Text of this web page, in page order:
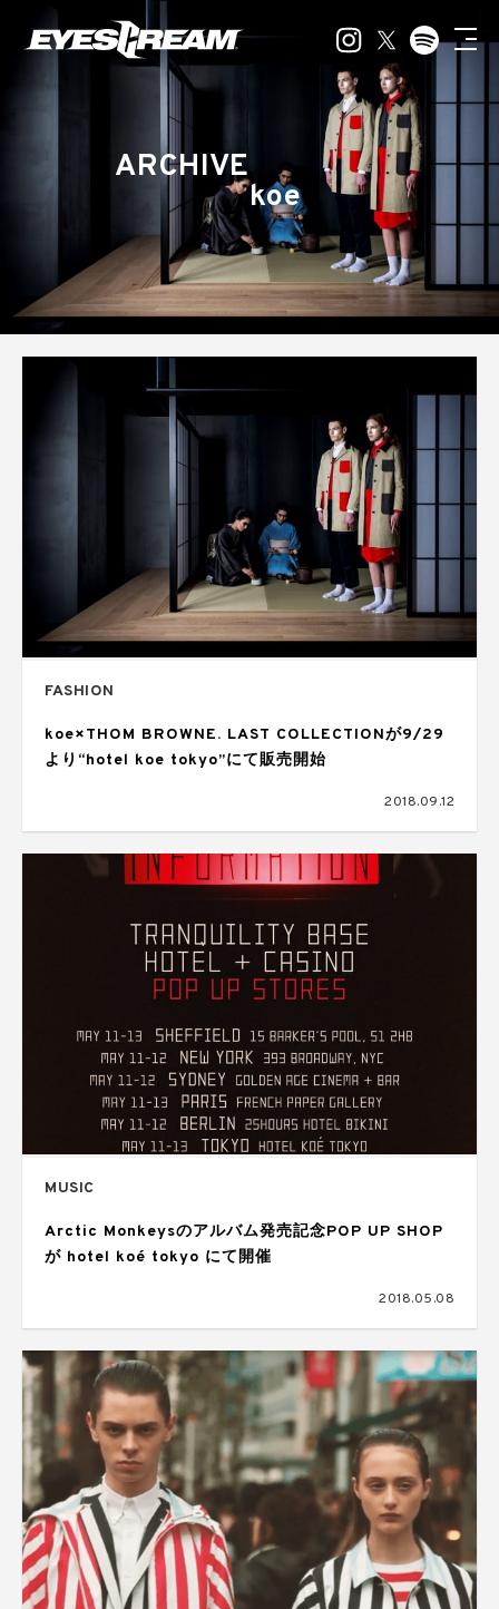
ARCHIVE
koe
FASHION
koe×THOM BROWNE. LAST COLLECTIONが9/29
より“hotel koe tokyo”にて販売開始
2018.09.12
MUSIC
Arctic Monkeysのアルバム発売記念POP UP SHOP
が hotel koé tokyo にて開催
2018.05.08